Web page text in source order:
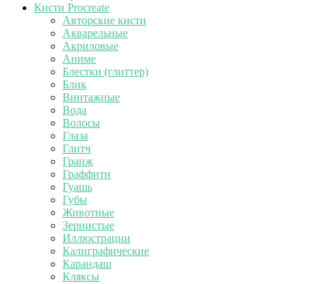
Кисти Procreate
Авторские кисти
Акварельные
Акриловые
Аниме
Блестки (глиттер)
Блик
Винтажные
Вода
Волосы
Глаза
Глитч
Гранж
Граффити
Гуашь
Губы
Животные
Зернистые
Иллюстрации
Калиграфические
Карандаш
Кляксы